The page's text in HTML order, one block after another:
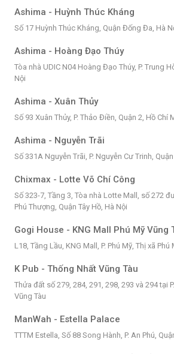
Ashima - Huỳnh Thúc Kháng
Số 17 Huỳnh Thúc Kháng, Quận Đống Đa, Hà
Ashima - Hoàng Đạo Thúy
Tòa nhà UDIC N04 Hoàng Đạo Thúy, P. Trung
Nội
Ashima - Xuân Thủy
Số 93 Xuân Thủy, P. Thảo Điền, Quận 2, Hồ Chí
Ashima - Nguyễn Trãi
Số 331A Nguyễn Trãi, P. Nguyễn Cư Trinh,
Chixmax - Lotte Võ Chí Công
Số 323-7, Tầng 3, Tòa nhà Lotte Mall, số 272
Phú Thượng, Quận Tây Hồ, Hà Nội
Gogi House - KNG Mall Phú Mỹ Vũng
L18, Tầng Lầu, KNG Mall, P. Phú Mỹ, Thị xã Phú
K Pub - Thống Nhất Vũng Tàu
Thửa đất số 279, 284, 291, 298, 293 và 294 tại
Vũng Tàu
ManWah - Estella Palace
TTTM Estella, Số 88 Song Hành, P. An Phú,